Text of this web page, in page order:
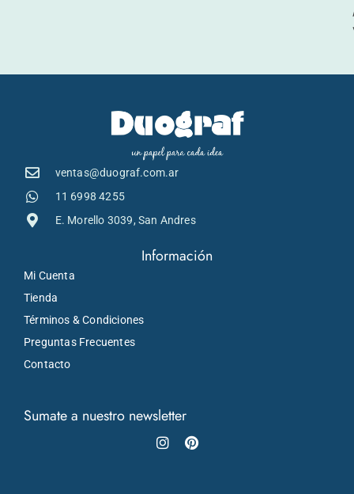
ventas@duograf.com.ar
11 6998 4255
E. Morello 3039, San Andres
Información
Mi Cuenta
Tienda
Términos & Condiciones
Preguntas Frecuentes
Contacto
Sumate a nuestro newsletter
Instagram
Pinterest